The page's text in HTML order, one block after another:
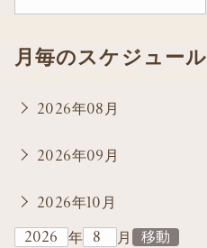
月毎のスケジュール
2026年08月
2026年09月
2026年10月
年
月